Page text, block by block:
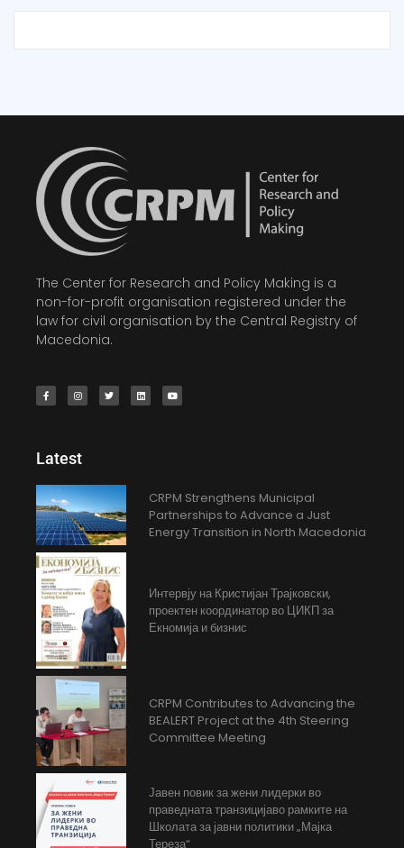
The Center for Research and Policy Making is a
non-for-profit organisation registered under the
law for civil organisation by the Central Registry of
Macedonia.
Latest
CRPM Strengthens Municipal
Partnerships to Advance a Just
Energy Transition in North Macedonia
Интервју на Кристијан Трајковски,
проектен координатор во ЦИКП за
Екномија и бизнис
CRPM Contributes to Advancing the
BEALERT Project at the 4th Steering
Committee Meeting
Јавен повик за жени лидерки во
праведната транзицијаво рамките на
Школата за јавни политики „Мајка
Тереза“